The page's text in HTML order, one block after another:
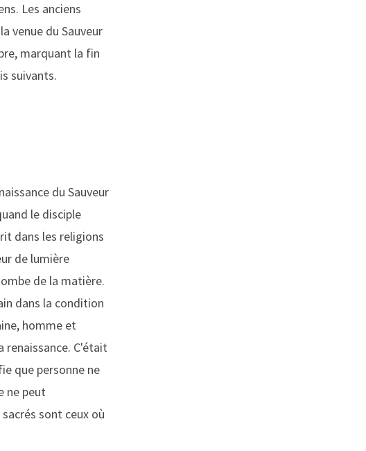
Les anciens
venue du Sauveur
marquant la fin
suivants.
du Sauveur
le disciple
dans les religions
de lumière
de la matière.
dans la condition
homme et
renaissance. C'était
que personne ne
ne peut
sont ceux où